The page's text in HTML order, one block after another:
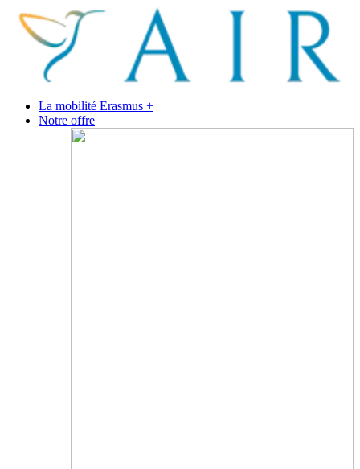
La mobilité Erasmus +
Notre offre